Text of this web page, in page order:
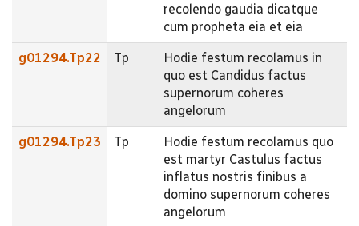
recolendo gaudia dicatque
cum propheta eia et eia
g01294.Tp22 Tp
Hodie festum recolamus in
quo est Candidus factus
supernorum coheres
angelorum
g01294.Tp23 Tp
Hodie festum recolamus quo
est martyr Castulus factus
inflatus nostris finibus a
domino supernorum coheres
angelorum